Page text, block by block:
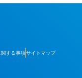
する事項サイトマップ